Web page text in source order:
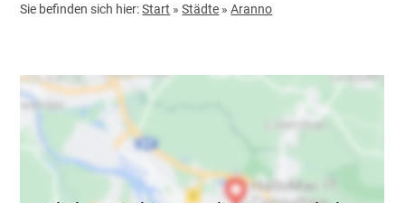
Sie befinden sich hier:Start »Städte »Aranno